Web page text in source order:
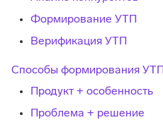
Формирование УТП
Верификация УТП
Способы формирования УТП
Продукт + особенность
Проблема + решение